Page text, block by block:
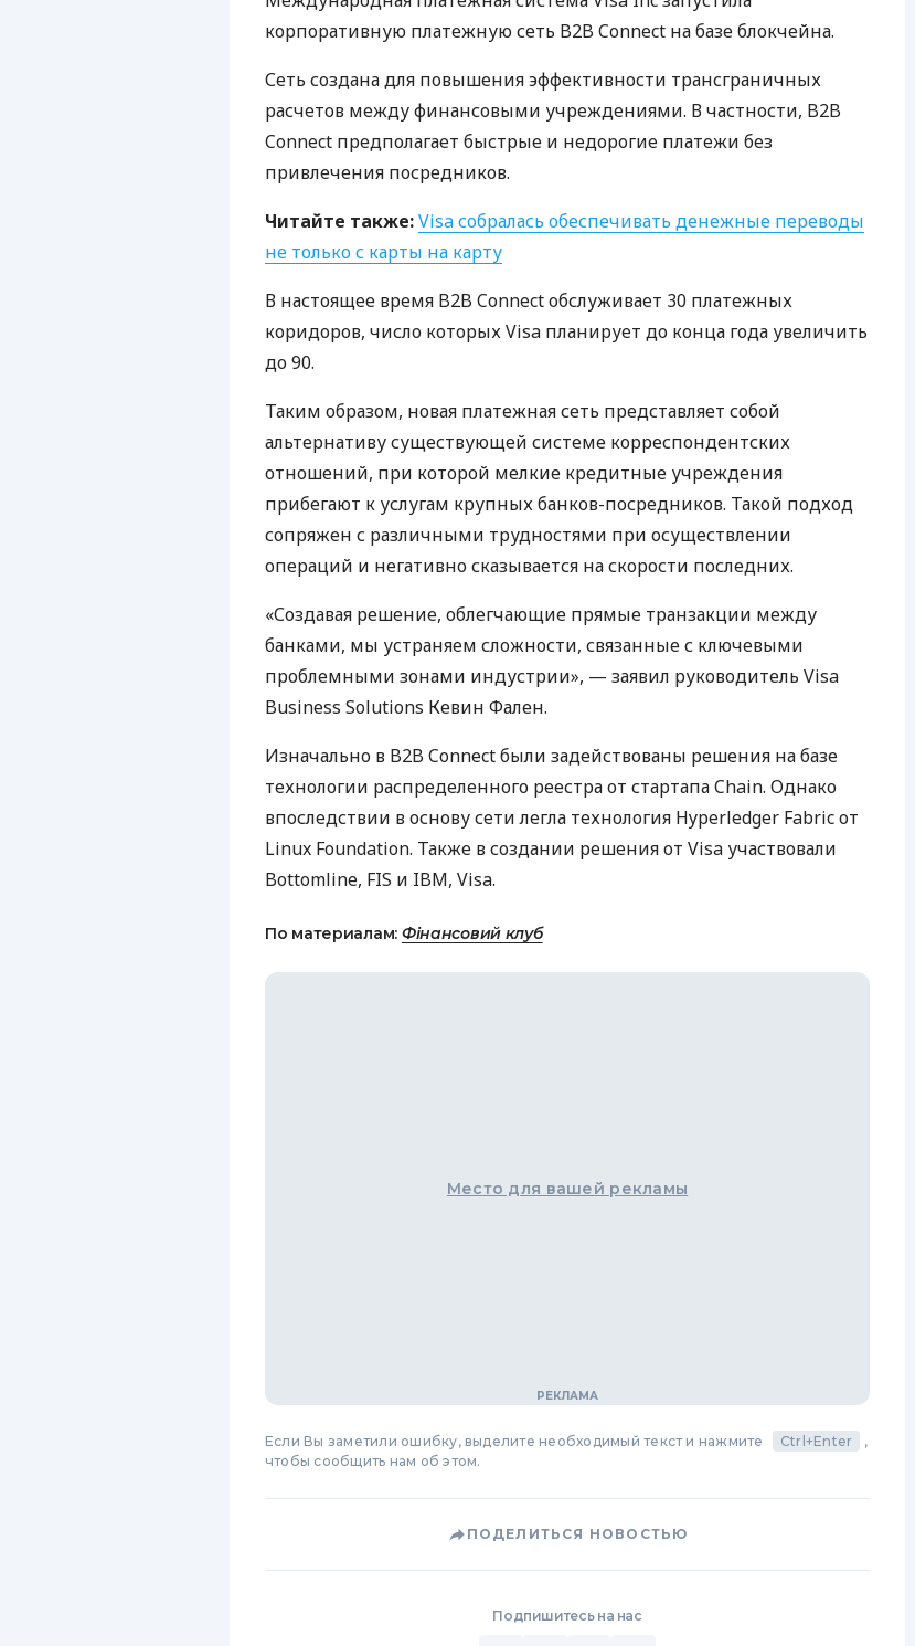
ЕЖЕМЕСЯЧНЫЙ ОБЗОР
БАНКОВСКИМ КАРТАМ
корпоративную платежную сеть B2B Connect на базе блокчейна.
Сеть создана для повышения эффективности трансграничных
расчетов между финансовыми учреждениями. В частности, B2B
Connect предполагает быстрые и недорогие платежи без
привлечения посредников.
Читайте также:Visa собралась обеспечивать денежные переводы
не только с карты на карту
В настоящее время B2B Connect обслуживает 30 платежных
коридоров, число которых Visa планирует до конца года увеличить
до 90.
Таким образом, новая платежная сеть представляет собой
альтернативу существующей системе корреспондентских
отношений, при которой мелкие кредитные учреждения
прибегают к услугам крупных банков-посредников. Такой подход
сопряжен с различными трудностями при осуществлении
операций и негативно сказывается на скорости последних.
«Создавая решение, облегчающие прямые транзакции между
банками, мы устраняем сложности, связанные с ключевыми
проблемными зонами индустрии», — заявил руководитель Visa
Business Solutions Кевин Фален.
Изначально в B2B Connect были задействованы решения на базе
технологии распределенного реестра от стартапа Chain. Однако
впоследствии в основу сети легла технология Hyperledger Fabric от
Linux Foundation. Также в создании решения от Visa участвовали
Bottomline, FIS и IBM, Visa.
По материалам: Фінансовий клуб
Место для вашей рекламы
Если Вы заметили ошибку, выделите необходимый текст и нажмите Ctrl+Enter
,
чтобы сообщить нам об этом.
ПОДЕЛИТЬСЯ НОВОСТЬЮ
Подпишитесь на нас